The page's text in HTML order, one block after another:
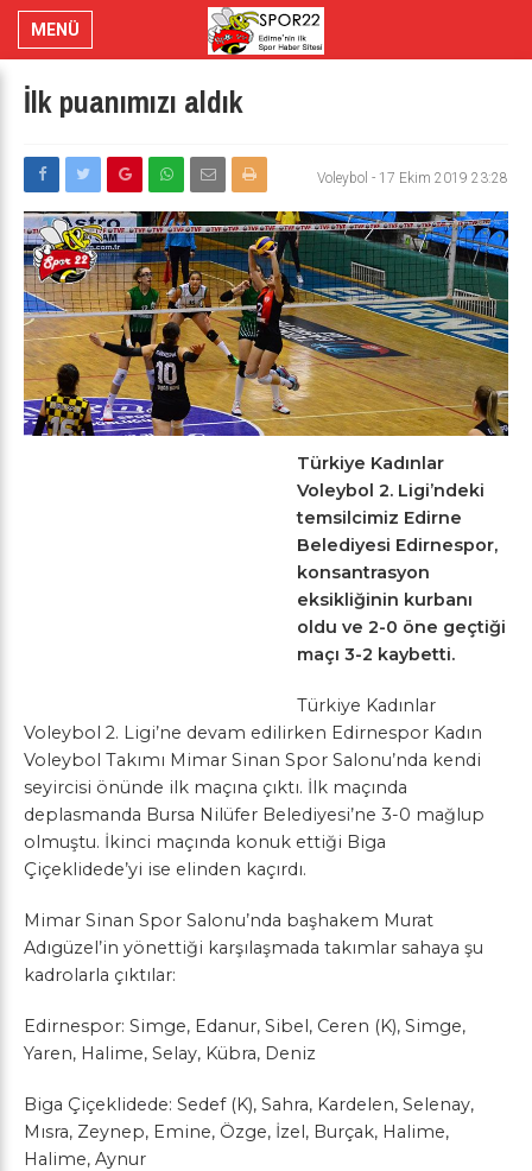
MENÜ
İlk puanımızı aldık
Voleybol - 17 Ekim 2019 23:28
Türkiye Kadınlar
Voleybol 2. Ligi’ndeki
temsilcimiz Edirne
Belediyesi Edirnespor,
konsantrasyon
eksikliğinin kurbanı
oldu ve 2-0 öne geçtiği
maçı 3-2 kaybetti.
Türkiye Kadınlar
Voleybol 2. Ligi’ne devam edilirken Edirnespor Kadın
Voleybol Takımı Mimar Sinan Spor Salonu’nda kendi
seyircisi önünde ilk maçına çıktı. İlk maçında
deplasmanda Bursa Nilüfer Belediyesi’ne 3-0 mağlup
olmuştu. İkinci maçında konuk ettiği Biga
Çiçeklidede’yi ise elinden kaçırdı.
Mimar Sinan Spor Salonu’nda başhakem Murat
Adıgüzel’in yönettiği karşılaşmada takımlar sahaya şu
kadrolarla çıktılar:
Edirnespor: Simge, Edanur, Sibel, Ceren (K), Simge,
Yaren, Halime, Selay, Kübra, Deniz
Biga Çiçeklidede: Sedef (K), Sahra, Kardelen, Selenay,
Mısra, Zeynep, Emine, Özge, İzel, Burçak, Halime,
Halime, Aynur